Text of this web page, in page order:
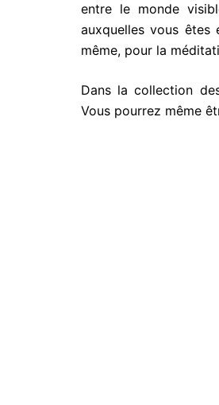
entre le monde
auxquelles vous êtes
même, pour la
Dans la collection
Vous pourrez même